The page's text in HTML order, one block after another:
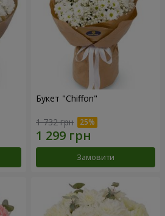
Букет "Chiffon"
1 732 грн
Замовити